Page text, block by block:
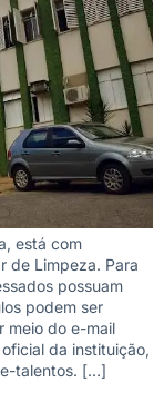
está com
de Limpeza. Para
possuam
podem ser
meio do e-mail
da instituição,
talentos. […]